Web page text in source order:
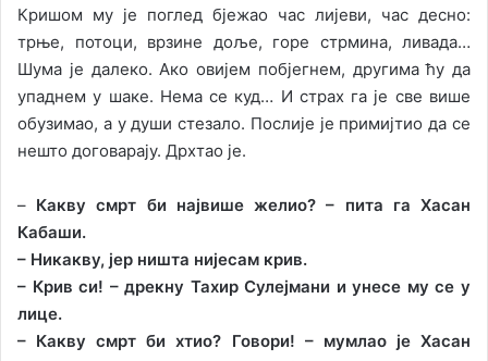
Кришом му је поглед бјежао час лијеви, час десно:
трње, потоци, врзине доље, горе стрмина, ливада…
Шума је далеко. Ако овијем побјегнем, другима ћу да
упаднем у шаке. Нема се куд… И страх га је све више
обузимао, а у души стезало. Послије је примијтио да се
нешто договарају. Дрхтао је.
– Какву смрт би највише желио? – пита га Хасан
Кабаши.
– Никакву, јер ништа нијесам крив.
– Крив си! – дрекну Тахир Сулејмани и унесе му се у
лице.
– Какву смрт би хтио? Говори! – мумлао је Хасан